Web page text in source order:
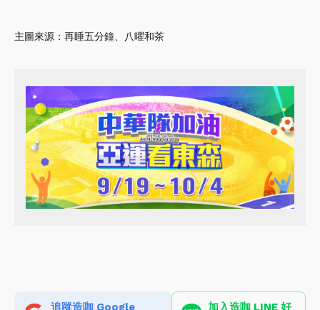
主圖來源：再睡五分鐘、八曜和茶
追蹤造咖 Google 加入造咖 LINE 好